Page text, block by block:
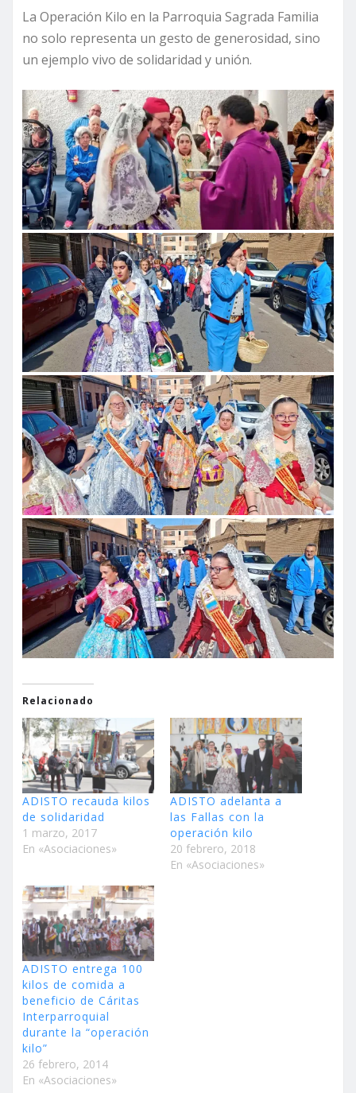
La Operación Kilo en la Parroquia Sagrada Familia
no solo representa un gesto de generosidad, sino
un ejemplo vivo de solidaridad y unión.
Relacionado
ADISTO recauda kilos
de solidaridad
1 marzo, 2017
En «Asociaciones»
ADISTO adelanta a
las Fallas con la
operación kilo
20 febrero, 2018
En «Asociaciones»
ADISTO entrega 100
kilos de comida a
beneficio de Cáritas
Interparroquial
durante la “operación
kilo”
26 febrero, 2014
En «Asociaciones»